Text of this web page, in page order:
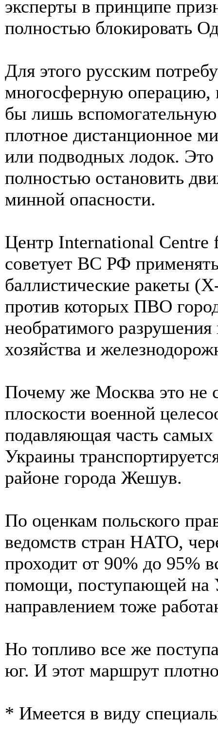
эксперты в принципе
полностью блокировать
Для этого русским
многосферную операцию,
бы лишь
плотное дистанционное
или подводных лодок. Это
полностью остановить
минной опасности.
Центр International Centre
советует ВС РФ
баллистические ракеты
против которых ПВО
необратимого
хозяйства и
Почему же Москва это не
плоскости военной
подавляющая часть
Украины
районе города Жешув.
По оценкам польского
ведомств стран НАТО,
проходит от 90% до 95%
помощи, поступающей на
направлением тоже
Но топливо все же
юг. И этот маршрут
* Имеется в виду